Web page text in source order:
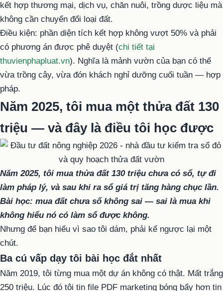
kết hợp thương mại, dịch vụ, chăn nuôi, trồng dược liệu mà
không cần chuyển đổi loại đất.
Điều kiện: phần diện tích kết hợp không vượt 50% và phải
có phương án được phê duyệt (chi tiết tại
thuvienphapluat.vn). Nghĩa là mảnh vườn của bạn có thể
vừa trồng cây, vừa đón khách nghỉ dưỡng cuối tuần — hợp
pháp.
Năm 2025, tôi mua một thửa đất 130
triệu — và đây là điều tôi học được
Năm 2025, tôi mua thửa đất 130 triệu chưa có sổ, tự đi
làm pháp lý, và sau khi ra sổ giá trị tăng hàng chục lần.
Bài học: mua đất chưa sổ không sai — sai là mua khi
không hiểu nó có làm sổ được không.
Nhưng để bạn hiểu vì sao tôi dám, phải kể ngược lại một
chút.
Ba cú vấp dạy tôi bài học đắt nhất
Năm 2019, tôi từng mua một dự án không có thật. Mất trắng
250 triệu. Lúc đó tôi tin file PDF marketing bóng bẩy hơn tin